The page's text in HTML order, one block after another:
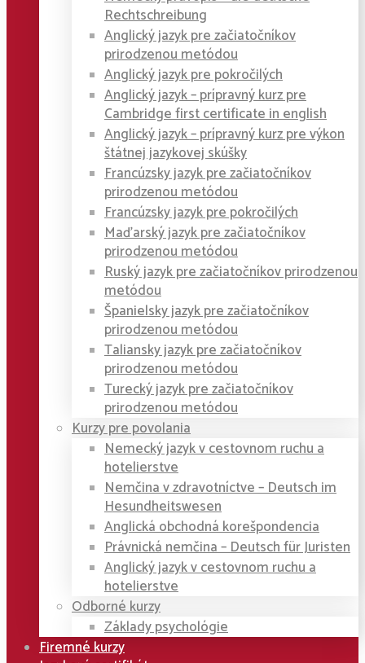
Rechtschreibung
Anglický jazyk pre začiatočníkov
prirodzenou metódou
Anglický jazyk pre pokročilých
Anglický jazyk – prípravný kurz pre
Cambridge first certificate in english
Anglický jazyk – prípravný kurz pre výkon
štátnej jazykovej skúšky
Francúzsky jazyk pre začiatočníkov
prirodzenou metódou
Francúzsky jazyk pre pokročilých
Maďarský jazyk pre začiatočníkov
prirodzenou metódou
Ruský jazyk pre začiatočníkov prirodzenou
metódou
Španielsky jazyk pre začiatočníkov
prirodzenou metódou
Taliansky jazyk pre začiatočníkov
prirodzenou metódou
Turecký jazyk pre začiatočníkov
prirodzenou metódou
Kurzy pre povolania
Nemecký jazyk v cestovnom ruchu a
hotelierstve
Nemčina v zdravotníctve – Deutsch im
Hesundheitswesen
Anglická obchodná korešpondencia
Právnická nemčina – Deutsch für Juristen
Anglický jazyk v cestovnom ruchu a
hotelierstve
Odborné kurzy
Základy psychológie
Firemné kurzy